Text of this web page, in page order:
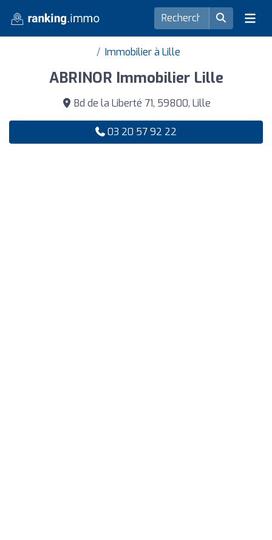
Immobilier à Lille
ABRINOR Immobilier Lille
Bd de la Liberté 71, 59800, Lille
03 20 57 92 22